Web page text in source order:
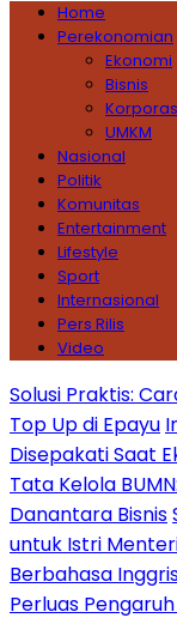
Home
Perekonomian
Ekonomi
Bisnis
UMKM
Nasional
Politik
Komunitas
Entertainment
Lifestyle
Sport
Internasional
Pers Rilis
Video
Solusi Praktis:
Top Up di Epayu
Disepakati Saat
Tata Kelola
Danantara Bisnis
untuk Istri
Berbahasa
Perluas